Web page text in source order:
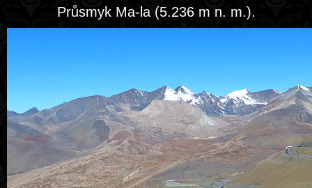
Průsmyk Ma-la (5.236 m n. m.).